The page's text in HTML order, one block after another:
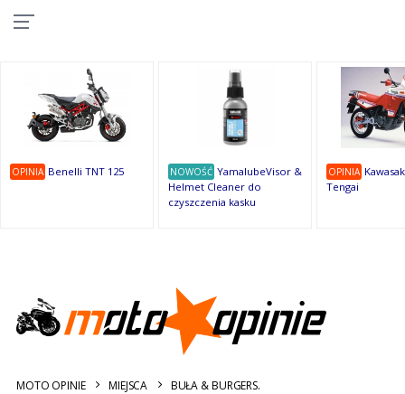
OSTATNIE
OPINIA Benelli TNT 125 NOWOŚĆ YamalubeVisor &
Helmet Cleaner do
czyszczenia kasku
OPINIA
Tengai
MOTO OPINIE MIEJSCA BUŁA & BURGERS.